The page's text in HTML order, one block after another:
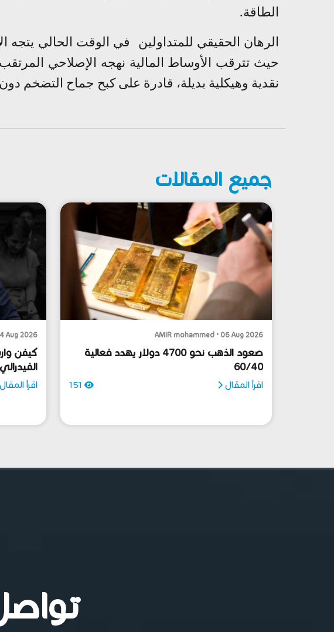
الطاقة.
الرهان الحقيقي للمتداولين في الوقت الحالي يتجه
حيث تترقب الأوساط المالية نهجه الإصلاحي
نقدية وهيكلية بديلة، قادرة على كبح جماح التضخم
جميع المقالات
AMIR mohammed • 06 Aug 2026
صعود الذهب نحو 4700 دولار يهدد فعالية
60/40
اقرأ المقال
Aug 2026
كيفن
اقرأ المقال